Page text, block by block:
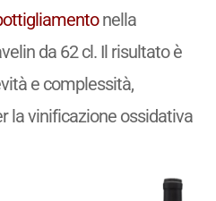
nella
da 62 cl. Il risultato è
e complessità,
la vinificazione ossidativa